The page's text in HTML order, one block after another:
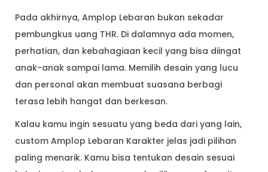
Pada akhirnya, Amplop Lebaran bukan sekadar
pembungkus uang THR. Di dalamnya ada momen,
perhatian, dan kebahagiaan kecil yang bisa diingat
anak-anak sampai lama. Memilih desain yang lucu
dan personal akan membuat suasana berbagi
terasa lebih hangat dan berkesan.
Kalau kamu ingin sesuatu yang beda dari yang lain,
custom Amplop Lebaran Karakter jelas jadi pilihan
paling menarik. Kamu bisa tentukan desain sesuai